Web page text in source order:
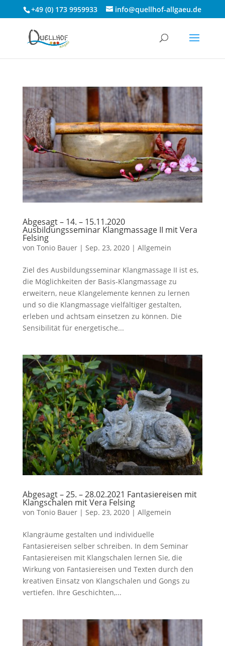
+49 (0) 173 9959933 info@quellhof-allgaeu.de
Abgesagt – 14. – 15.11.2020
Ausbildungsseminar Klangmassage II mit Vera
Felsing
von Tonio Bauer| Sep. 23, 2020| Allgemein
Ziel des Ausbildungsseminar Klangmassage II ist es,
die Möglichkeiten der Basis-Klangmassage zu
erweitern, neue Klangelemente kennen zu lernen
und so die Klangmassage vielfältiger gestalten,
erleben und achtsam einsetzen zu können. Die
Sensibilität für energetische...
Abgesagt – 25. – 28.02.2021 Fantasiereisen mit
Klangschalen mit Vera Felsing
von Tonio Bauer| Sep. 23, 2020| Allgemein
Klangräume gestalten und individuelle
Fantasiereisen selber schreiben. In dem Seminar
Fantasiereisen mit Klangschalen lernen Sie, die
Wirkung von Fantasiereisen und Texten durch den
kreativen Einsatz von Klangschalen und Gongs zu
vertiefen. Ihre Geschichten,...